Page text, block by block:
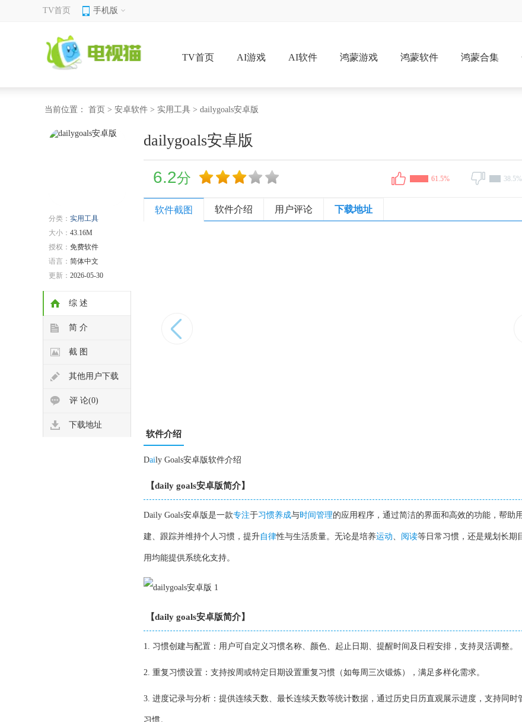
TV首页 手机版
TV首页 AI游戏 AI软件 鸿蒙游戏 鸿蒙软件 鸿蒙合集
当前位置： 首页 > 安卓软件 > 实用工具 > dailygoals安卓版
分类： 实用工具
大小： 43.16M
授权： 免费软件
语言： 简体中文
更新： 2026-05-30
综 述
简 介
截 图
其他用户下载
评 论(0)
下载地址
dailygoals安卓版
6.2分 61.5% 38.5%
软件截图 软件介绍 用户评论 下载地址
软件介绍
Daily Goals安卓版软件介绍
【daily goals安卓版简介】
Daily Goals安卓版是一款专注于习惯养成与时间管理的应用程序，通过简洁的界面和高效的功能，帮助
建、跟踪并维持个人习惯，提升自律性与生活质量。无论是培养运动、 阅读等日常习惯，还是规划长期
用均能提供系统化支持。
【daily goals安卓版简介】
1. 习惯创建与配置：用户可自定义习惯名称、颜色、起止日期、提醒时间及日程安排，支持灵活调整。
2. 重复习惯设置：支持按周或特定日期设置重复习惯（如每周三次锻炼），满足多样化需求。
3. 进度记录与分析：提供连续天数、最长连续天数等统计数据，通过历史日历直观展示进度，支持同时
习惯。